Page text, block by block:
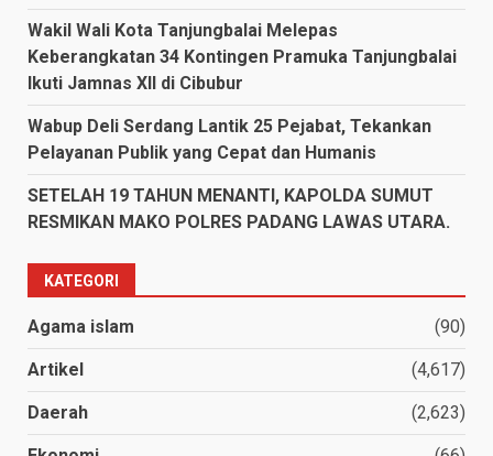
Wakil Wali Kota Tanjungbalai Melepas
Keberangkatan 34 Kontingen Pramuka Tanjungbalai
Ikuti Jamnas XII di Cibubur
Wabup Deli Serdang Lantik 25 Pejabat, Tekankan
Pelayanan Publik yang Cepat dan Humanis
SETELAH 19 TAHUN MENANTI, KAPOLDA SUMUT
RESMIKAN MAKO POLRES PADANG LAWAS UTARA.
KATEGORI
Agama islam (90)
Artikel (4,617)
Daerah (2,623)